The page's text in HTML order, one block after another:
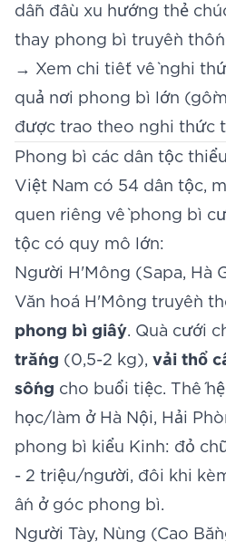
dẫn đầu xu hướng thẻ
thay phong bì truyền
→ Xem chi tiết vềnghi
quả nơi phong bì lớn
được trao theo nghi thức
Phong bì các dân tộc
Việt Nam có 54 dân tộc,
quen riêng về phong bì
tộc có quy mô lớn:
Người H'Mông (Sapa, Hà
Văn hoá H'Mông truyền
phong bì giấy. Quà cưới
trắng (0,5-2 kg), vải thổ
sống cho buổi tiệc. Thế
học/làm ở Hà Nội, Hải
phong bì kiểu Kinh: đỏ
- 2 triệu/người, đôi khi
ấn ở góc phong bì.
Người Tày, Nùng (Cao